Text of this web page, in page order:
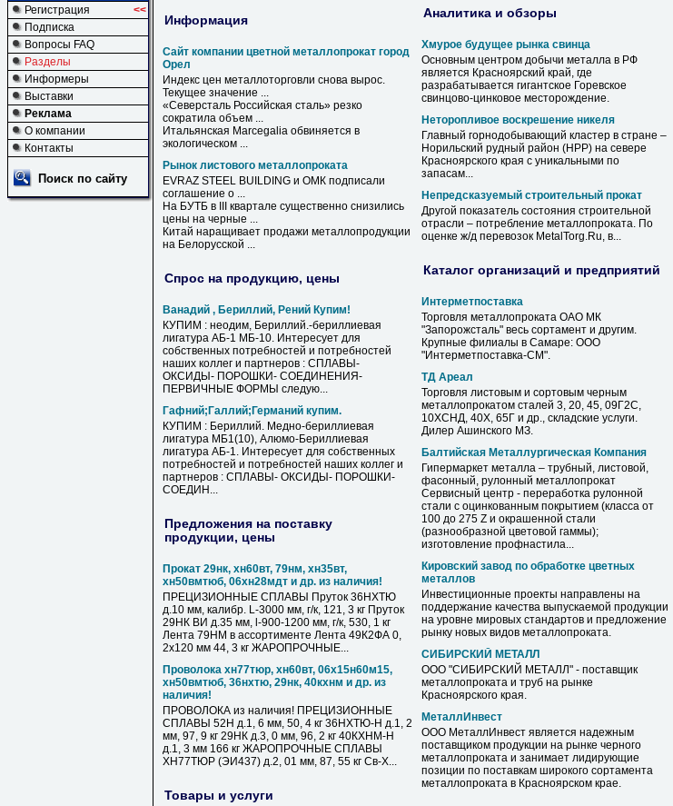
Регистрация
<<
Подписка
Вопросы FAQ
Разделы
Информеры
Выставки
Реклама
О компании
Контакты
Поиск по сайту
Информация
Сайт компании цветной металлопрокат город
Орел
Индекс цен металлоторговли снова вырос.
Текущее значение ...
«Северсталь Российская сталь» резко
сократила объем ...
Итальянская Marcegalia обвиняется в
экологическом ...
Рынок листового металлопроката
EVRAZ STEEL BUILDING и ОМК подписали
соглашение о ...
На БУТБ в III квартале существенно снизились
цены на черные ...
Китай наращивает продажи металлопродукции
на Белорусской ...
Спрос на продукцию, цены
Ванадий , Бериллий, Рений Купим!
КУПИМ : неодим, Бериллий.-бериллиевая
лигатура АБ-1 МБ-10. Интересует для
собственных потребностей и потребностей
наших коллег и партнеров : СПЛАВЫ-
ОКСИДЫ- ПОРОШКИ- СОЕДИНЕНИЯ-
ПЕРВИЧНЫЕ ФОРМЫ следую...
Гафний;Галлий;Германий купим.
КУПИМ : Бериллий. Медно-бериллиевая
лигатура МБ1(10), Алюмо-Бериллиевая
лигатура АБ-1. Интересует для собственных
потребностей и потребностей наших коллег и
партнеров : СПЛАВЫ- ОКСИДЫ- ПОРОШКИ-
СОЕДИН...
Предложения на поставку
продукции, цены
Прокат 29нк, хн60вт, 79нм, хн35вт,
хн50вмтюб, 06хн28мдт и др. из наличия!
ПРЕЦИЗИОННЫЕ СПЛАВЫ Пруток 36НХТЮ
д.10 мм, калибр. L-3000 мм, г/к, 121, 3 кг Пруток
29НК ВИ д.35 мм, l-900-1200 мм, г/к, 530, 1 кг
Лента 79НМ в ассортименте Лента 49К2ФА 0,
2х120 мм 44, 3 кг ЖАРОПРОЧНЫЕ...
Проволока хн77тюр, хн60вт, 06х15н60м15,
хн50вмтюб, 36нхтю, 29нк, 40кхнм и др. из
наличия!
ПРОВОЛОКА из наличия! ПРЕЦИЗИОННЫЕ
СПЛАВЫ 52Н д.1, 6 мм, 50, 4 кг 36НХТЮ-Н д.1, 2
мм, 97, 9 кг 29НК д.3, 0 мм, 96, 2 кг 40КХНМ-Н
д.1, 3 мм 166 кг ЖАРОПРОЧНЫЕ СПЛАВЫ
ХН77ТЮР (ЭИ437) д.2, 01 мм, 87, 55 кг Св-Х...
Товары и услуги
Аналитика и обзоры
Хмурое будущее рынка свинца
Основным центром добычи металла в РФ
является Красноярский край, где
разрабатывается гигантское Горевское
свинцово-цинковое месторождение.
Неторопливое воскрешение никеля
Главный горнодобывающий кластер в стране –
Норильский рудный район (НРР) на севере
Красноярского края с уникальными по
запасам...
Непредсказуемый строительный прокат
Другой показатель состояния строительной
отрасли – потребление металлопроката. По
оценке ж/д перевозок MetalTorg.Ru, в...
Каталог организаций и предприятий
Интерметпоставка
Торговля металлопроката ОАО МК
"Запорожсталь" весь сортамент и другим.
Крупные филиалы в Самаре: ООО
"Интерметпоставка-СМ".
ТД Ареал
Торговля листовым и сортовым черным
металлопрокатом сталей 3, 20, 45, 09Г2С,
10ХСНД, 40Х, 65Г и др., складские услуги.
Дилер Ашинского МЗ.
Балтийская Металлургическая Компания
Гипермаркет металла – трубный, листовой,
фасонный, рулонный металлопрокат
Сервисный центр - переработка рулонной
стали с оцинкованным покрытием (класса от
100 до 275 Z и окрашенной стали
(разнообразной цветовой гаммы);
изготовление профнастила...
Кировский завод по обработке цветных
металлов
Инвестиционные проекты направлены на
поддержание качества выпускаемой продукции
на уровне мировых стандартов и предложение
рынку новых видов металлопроката.
СИБИРСКИЙ МЕТАЛЛ
ООО "СИБИРСКИЙ МЕТАЛЛ" - поставщик
металлопроката и труб на рынке
Красноярского края.
МеталлИнвест
ООО МеталлИнвест является надежным
поставщиком продукции на рынке черного
металлопроката и занимает лидирующие
позиции по поставкам широкого сортамента
металлопроката в Красноярском крае.